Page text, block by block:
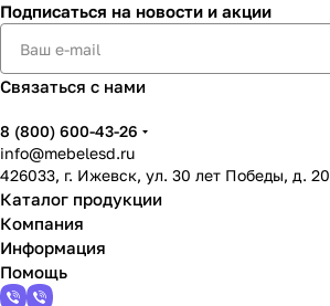
Подписаться на новости и акции
Связаться с нами
8 (800) 600-43-26
info@mebelesd.ru
426033, г. Ижевск, ул. 30 лет Победы, д. 20
Каталог продукции
Компания
Информация
Помощь